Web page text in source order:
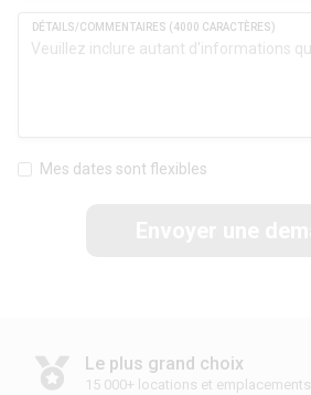
Mes dates sont flexibles
Le plus grand choix
15 000+ locations et emplacements